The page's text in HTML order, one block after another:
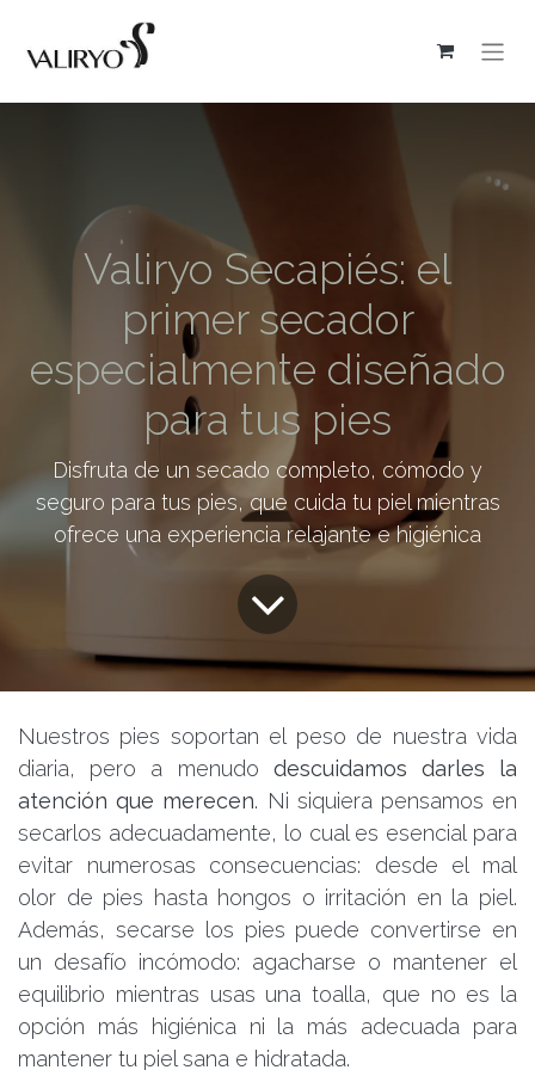
Valiryo Secapiés: el
primer secador
especialmente diseñado
para tus pies
Disfruta de un secado completo, cómodo y
seguro para tus pies, que cuida tu piel mientras
ofrece una experiencia relajante e higiénica
Nuestros pies soportan el peso de nuestra vida
diaria, pero a menudo descuidamos darles la
atención que merecen. Ni siquiera pensamos en
secarlos adecuadamente, lo cual es esencial para
evitar numerosas consecuencias: desde el mal
olor de pies hasta hongos o irritación en la piel.
Además, secarse los pies puede convertirse en
un desafío incómodo: agacharse o mantener el
equilibrio mientras usas una toalla, que no es la
opción más higiénica ni la más adecuada para
mantener tu piel sana e hidratada.